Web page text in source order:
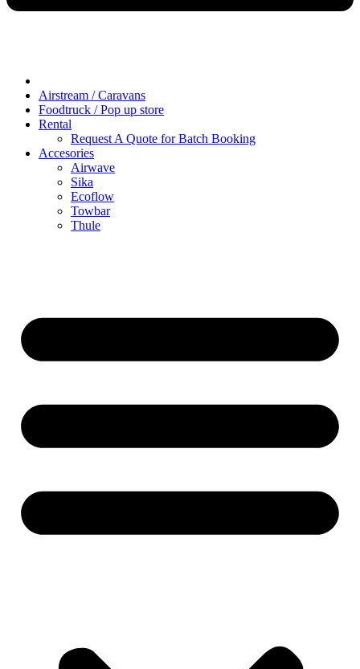
Airstream / Caravans
Foodtruck / Pop up store
Rental
Request A Quote for Batch Booking
Accesories
Airwave
Sika
Ecoflow
Towbar
Thule